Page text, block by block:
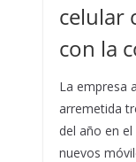
celular
con la
La empresa
arremetida
del año en
nuevos